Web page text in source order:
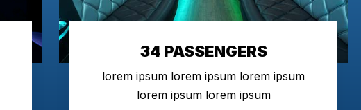
34 PASSENGERS
lorem ipsum lorem ipsum lorem ipsum
lorem ipsum lorem ipsum